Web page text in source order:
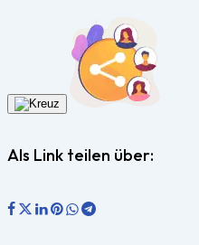
Als Link teilen über: